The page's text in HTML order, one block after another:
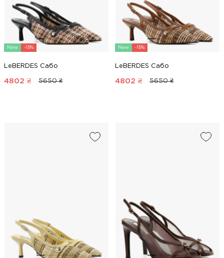
New -15%
LeBERDES Сабо
4802 ₴ 5650 ₴
New -15%
LeBERDES Сабо
4802 ₴ 5650 ₴